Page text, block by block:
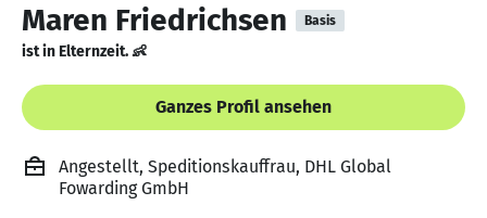
Maren Friedrichsen Basis
ist in Elternzeit. 👶
Ganzes Profil ansehen
Angestellt, Speditionskauffrau, DHL Global
Fowarding GmbH